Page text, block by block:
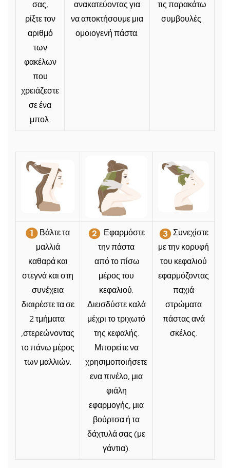
σας,
ρίξτε τον
αριθμό
των
φακέλων
που
χρειάζεστε
σε ένα
μπολ.
ανακατεύοντας για
να αποκτήσουμε μια
ομοιογενή πάστα.
τις παρακάτω
συμβουλές.
Βάλτε τα
μαλλιά
καθαρά και
στεγνά και στη
συνέχεια
διαιρέστε τα σε
2 τμήματα
,στερεώνοντας
το πάνω μέρος
των μαλλιών.
Εφαρμόστε
την πάστα
απότο πίσω
μέρος του
κεφαλιού.
Διεισδύστε καλά
μέχρι το τριχωτό
της κεφαλής.
Μπορείτε να
χρησιμοποιήσετε
ενα πινέλο, μια
φιάλη
εφαρμογής, μια
βούρτσα ή τα
δάχτυλά σας (με
γάντια).
Συνεχίστε
με την κορυφή
του κεφαλιού
εφαρμόζοντας
παχιά
στρώματα
πάστας ανά
σκέλος.